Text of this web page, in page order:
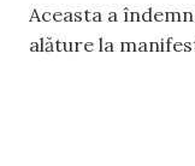
Aceasta a
alăture la